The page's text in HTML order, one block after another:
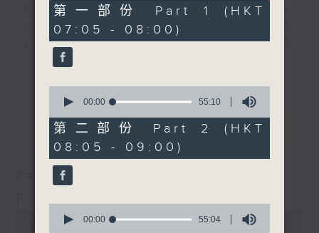
Radio 4. Tailored for the early
hours, this vibrant hub connects
you directly to Hong Kong’s
creative scene through relaxed,
arts insiders. Whether you need
workout or breezy playlists to
beat the summer heat, Livia
curates the perfect soundtrack to
shape your day. So pour a coffee,
morning together.
最新 LATEST
06/08/2026
First Notes 由聆開始
seconds
00:00 2:44:29
45
minutes,
40
seconds
第一部份 Part 1 (HKT
07:05 - 08:00)
seconds
55
minutes,
10
seconds
00:00 55:10
第二部份 Part 2 (HKT
08:05 - 09:00)
seconds
00:00 55:04